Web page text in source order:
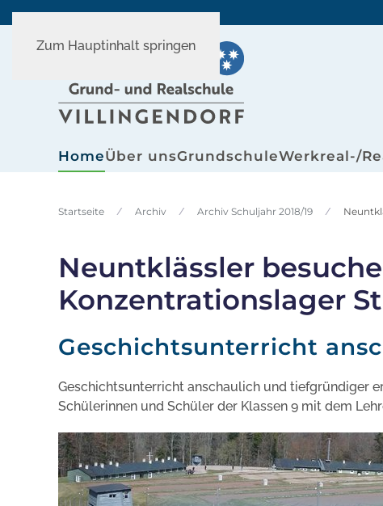
Zum Hauptinhalt springen
HomeÜber unsGrundschuleWerkreal-/
Startseite Archiv Archiv Schuljahr 2018/19
Neuntklässler
Konzentrationslager
Geschichtsunterricht
Geschichtsunterricht anschaulich und tiefgründiger
Schülerinnen und Schüler der Klassen 9 mit dem